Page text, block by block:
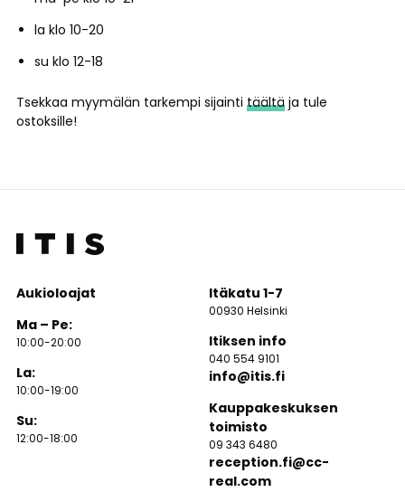
la klo 10-20
su klo 12-18
Tsekkaa myymälän tarkempi sijainti täältä ja tule
ostoksille!
Aukioloajat
Ma – Pe:
10:00-20:00
La:
10:00-19:00
Su:
12:00-18:00
Itäkatu 1-7
00930 Helsinki
Itiksen info
040 554 9101
info@itis.fi
Kauppakeskuksen
toimisto
09 343 6480
reception.fi@cc-
real.com